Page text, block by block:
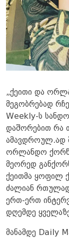
„ქეითი და
მეგობრებად
Weekly-ს
დაშორებით რა
ამავდროულ.ად
ორლანდო
მეორედ
ქეითმა ყოფილ
ძალიან
ერთ-ერთ
დღემდე
მანამდე Daily